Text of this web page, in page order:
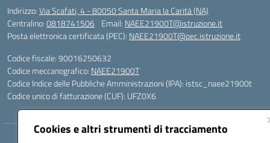
Cookies e altri strumenti di tracciamento
Indirizzo:Via Scafati, 4 - 80050 Santa Maria la Carità (NA)
Centralino:0818741506 Email: NAEE21900T@istruzione.it
Posta elettronica certificata (PEC): NAEE21900T@pec.istruzione.it
Codice fiscale: 90016250632
Codice meccanografico: NAEE21900T
Codice Indice delle Pubbliche Amministrazioni (IPA): istsc_naee21900t
Codice unico di fatturazione (CUF): UFZ0X6